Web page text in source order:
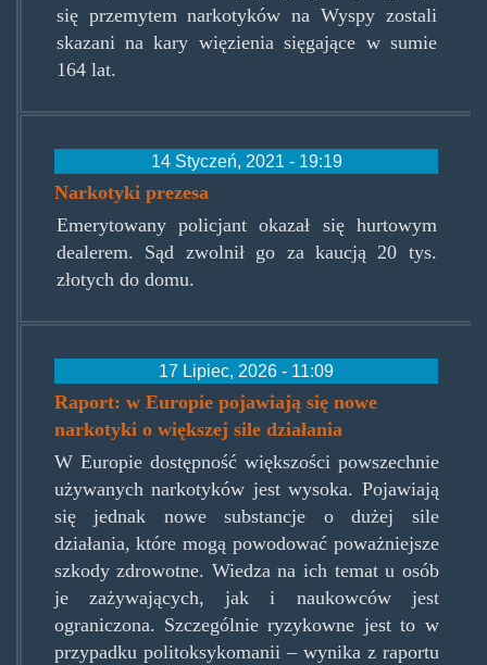
się przemytem narkotyków na Wyspy zostali
skazani na kary więzienia sięgające w sumie
164 lat.
14 Styczeń, 2021 - 19:19
Narkotyki prezesa
Emerytowany policjant okazał się hurtowym
dealerem. Sąd zwolnił go za kaucją 20 tys.
złotych do domu.
17 Lipiec, 2026 - 11:09
Raport: w Europie pojawiają się nowe
narkotyki o większej sile działania
W Europie dostępność większości powszechnie
używanych narkotyków jest wysoka. Pojawiają
się jednak nowe substancje o dużej sile
działania, które mogą powodować poważniejsze
szkody zdrowotne. Wiedza na ich temat u osób
je zażywających, jak i naukowców jest
ograniczona. Szczególnie ryzykowne jest to w
przypadku politoksykomanii – wynika z raportu